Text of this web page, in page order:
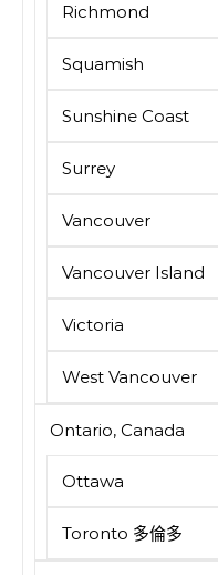
Richmond
Squamish
Sunshine Coast
Surrey
Vancouver
Vancouver Island
Victoria
West Vancouver
Ontario, Canada
Ottawa
Toronto 多倫多